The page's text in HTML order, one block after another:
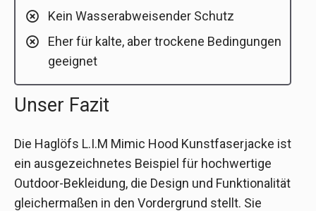
Kein Wasserabweisender Schutz
Eher für kalte, aber trockene Bedingungen
geeignet
Unser Fazit
Die Haglöfs L.I.M Mimic Hood Kunstfaserjacke ist
ein ausgezeichnetes Beispiel für hochwertige
Outdoor-Bekleidung, die Design und Funktionalität
gleichermaßen in den Vordergrund stellt. Sie